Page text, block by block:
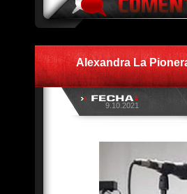
Alexandra La
9.10.2021